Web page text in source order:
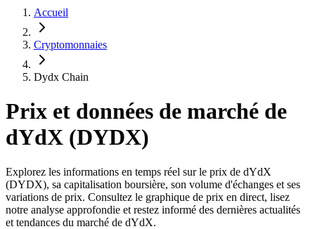
Accueil
Cryptomonnaies
Dydx Chain
Prix et données de marché de
dYdX (DYDX)
Explorez les informations en temps réel sur le prix de dYdX
(DYDX), sa capitalisation boursière, son volume d'échanges et ses
variations de prix. Consultez le graphique de prix en direct, lisez
notre analyse approfondie et restez informé des dernières actualités
et tendances du marché de dYdX.